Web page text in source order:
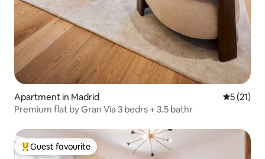
Apartment in Madrid 5 out of 5
5 (21)
Premium flat by Gran Via 3 bedrs + 3.5 bathr
Top guest favourite
Guest favourite